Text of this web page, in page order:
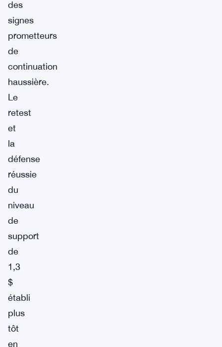
des
signes
prometteurs
de
continuation
haussière.
Le
retest
et
la
défense
réussie
du
niveau
de
support
de
1,3
$
établi
plus
tôt
en